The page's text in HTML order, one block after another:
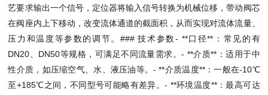
艺要求输出一个信号，定位器将输入信号转换为机械位移，带动阀芯
在阀座内上下移动，改变流体通道的截面积，从而实现对流体流量、
压力和温度等参数的调节。### 技术参数- **口径**：常见的有
DN20、DN50等规格，可满足不同流量需求。- **介质**：适用于中
性介质，如压缩空气、水、液压油等。- **介质温度**：一般在-10℃
至+185℃之间，不同型号可能略有差异。- **环境温度**：最高可达